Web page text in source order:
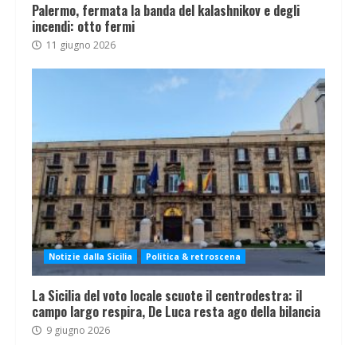
Palermo, fermata la banda del kalashnikov e degli
incendi: otto fermi
11 giugno 2026
Notizie dalla Sicilia Politica & retroscena
La Sicilia del voto locale scuote il centrodestra: il
campo largo respira, De Luca resta ago della bilancia
9 giugno 2026